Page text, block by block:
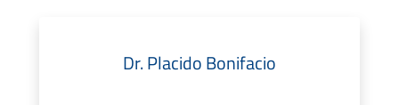
Dr. Placido Bonifacio